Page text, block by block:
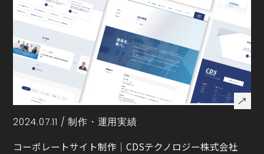
2024.07.11 /制作・運用実績
コーポレートサイト制作｜CDSテクノロジー株式会社